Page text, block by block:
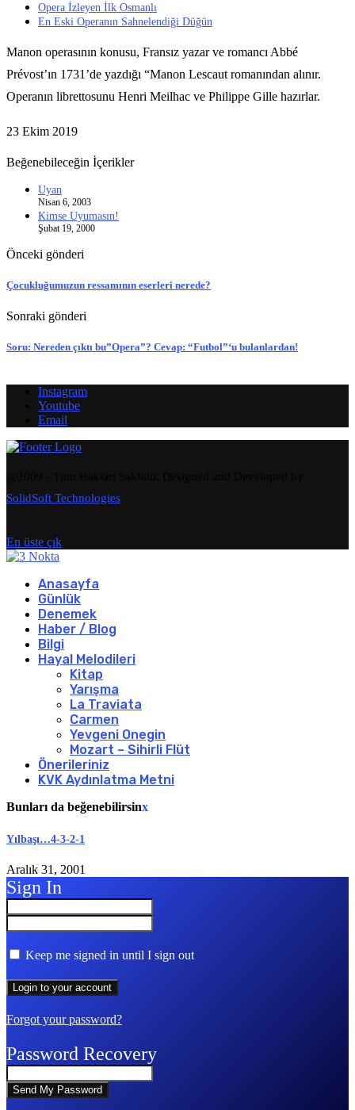
Opera İzleyen İlk Osmanlı
En Eski Operanın Sahnelendiği Düğün
Manon operasının konusu, Fransız yazar ve romancı Abbé
Prévost’ın 1731’de yazdığı “Manon Lescaut romanından alınır.
Operanın librettosunu Henri Meilhac ve Philippe Gille hazırlar.
23 Ekim 2019
Beğenebileceğin İçerikler
Uyan
Nisan 6, 2003
Kimse Uyumasın!
Şubat 19, 2000
Önceki gönderi
Çocukluğumuzun ressamının eserleri nerede?
Sonraki gönderi
Soru: Nereden çıktı bu”Opera”? Cevap: “Futbol”‘u bulanlardan!
Instagram
Youtube
Email
SolidSoft Technologies
En üste çık
Anasayfa
Günlük
Denemek
Haber / Blog
Bilgi
Hayal Melodileri
Kitap
Yarışma
La Traviata
Carmen
Yevgeni Onegin
Mozart – Sihirli Flüt
Önerileriniz
KVK Aydınlatma Metni
Bunları da beğenebilirsinx
Yılbaşı…4-3-2-1
Aralık 31, 2001
Sign In
Keep me signed in until I sign out
Forgot your password?
Password Recovery